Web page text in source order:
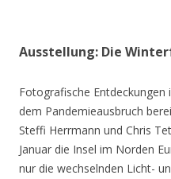
Ausstellung: Die
Fotografische Entdeckungen
dem Pandemieausbruch
Steffi Herrmann und Chris
Januar die Insel im Norden
nur die wechselnden Licht-